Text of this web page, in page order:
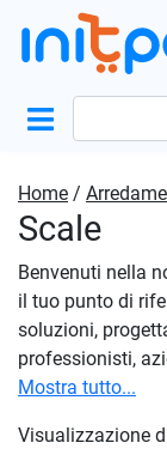
Home /
Scale
Benvenuti nella
il tuo punto di
soluzioni,
professionisti,
qualità. Che tu
qui. La
Mostra tutto...
Visualizzazione